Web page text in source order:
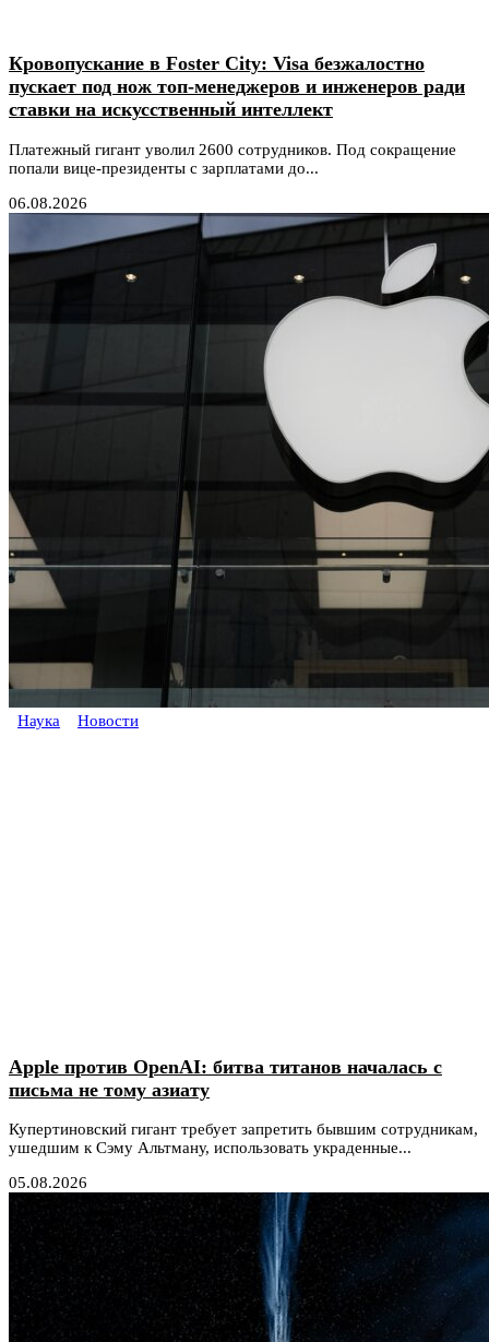
Кровопускание в Foster City: Visa безжалостно
пускает под нож топ-менеджеров и инженеров ради
ставки на искусственный интеллект
Платежный гигант уволил 2600 сотрудников. Под сокращение
попали вице-президенты с зарплатами до...
06.08.2026
Наука Новости
Apple против OpenAI: битва титанов началась с
письма не тому азиату
Купертиновский гигант требует запретить бывшим сотрудникам,
ушедшим к Сэму Альтману, использовать украденные...
05.08.2026